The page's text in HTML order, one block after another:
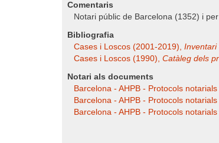
Comentaris
Notari públic de Barcelona (1352) i
Bibliografia
Cases i Loscos (2001-2019), Inventari
Cases i Loscos (1990), Catàleg dels
Notari als documents
Barcelona - AHPB - Protocols
Barcelona - AHPB - Protocols
Barcelona - AHPB - Protocols